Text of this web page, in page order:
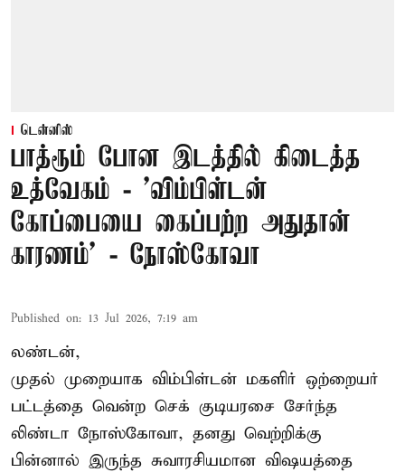
டென்னிஸ்
பாத்ரூம் போன இடத்தில் கிடைத்த
உத்வேகம் - ’விம்பிள்டன்
கோப்பையை கைப்பற்ற அதுதான்
காரணம்’ - நோஸ்கோவா
Published on: 13 Jul 2026, 7:19 am
லண்டன்,
முதல் முறையாக விம்பிள்டன் மகளிர் ஒற்றையர்
பட்டத்தை வென்ற செக் குடியரசை சேர்ந்த
லிண்டா நோஸ்கோவா, தனது வெற்றிக்கு
பின்னால் இருந்த சுவாரசியமான விஷயத்தை